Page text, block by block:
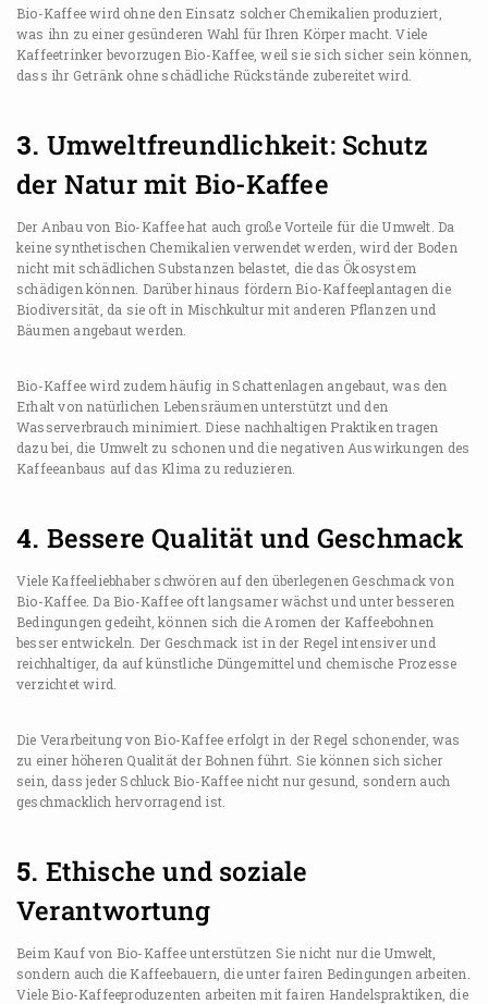
Bio-Kaffee wird ohne den Einsatz solcher Chemikalien produziert,
was ihn zu einer gesünderen Wahl für Ihren Körper macht. Viele
Kaffeetrinker bevorzugen Bio-Kaffee, weil sie sich sicher sein können,
dass ihr Getränk ohne schädliche Rückstände zubereitet wird.
3. Umweltfreundlichkeit: Schutz
der Natur mit Bio-Kaffee
Der Anbau von Bio-Kaffee hat auch große Vorteile für die Umwelt. Da
keine synthetischen Chemikalien verwendet werden, wird der Boden
nicht mit schädlichen Substanzen belastet, die das Ökosystem
schädigen können. Darüber hinaus fördern Bio-Kaffeeplantagen die
Biodiversität, da sie oft in Mischkultur mit anderen Pflanzen und
Bäumen angebaut werden.
Bio-Kaffee wird zudem häufig in Schattenlagen angebaut, was den
Erhalt von natürlichen Lebensräumen unterstützt und den
Wasserverbrauch minimiert. Diese nachhaltigen Praktiken tragen
dazu bei, die Umwelt zu schonen und die negativen Auswirkungen des
Kaffeeanbaus auf das Klima zu reduzieren.
4. Bessere Qualität und Geschmack
Viele Kaffeeliebhaber schwören auf den überlegenen Geschmack von
Bio-Kaffee. Da Bio-Kaffee oft langsamer wächst und unter besseren
Bedingungen gedeiht, können sich die Aromen der Kaffeebohnen
besser entwickeln. Der Geschmack ist in der Regel intensiver und
reichhaltiger, da auf künstliche Düngemittel und chemische Prozesse
verzichtet wird.
Die Verarbeitung von Bio-Kaffee erfolgt in der Regel schonender, was
zu einer höheren Qualität der Bohnen führt. Sie können sich sicher
sein, dass jeder Schluck Bio-Kaffee nicht nur gesund, sondern auch
geschmacklich hervorragend ist.
5. Ethische und soziale
Verantwortung
Beim Kauf von Bio-Kaffee unterstützen Sie nicht nur die Umwelt,
sondern auch die Kaffeebauern, die unter fairen Bedingungen arbeiten.
Viele Bio-Kaffeeproduzenten arbeiten mit fairen Handelspraktiken, die